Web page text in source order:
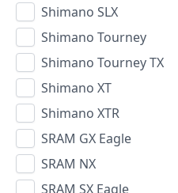
Shimano SLX
Shimano Tourney
Shimano Tourney TX
Shimano XT
Shimano XTR
SRAM GX Eagle
SRAM NX
SRAM SX Eagle